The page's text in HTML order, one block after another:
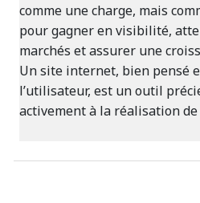
comme une charge, mais
pour gagner en visibilité,
marchés et assurer une
Un site internet, bien pensé
l’utilisateur, est un outil
activement à la réalisation de